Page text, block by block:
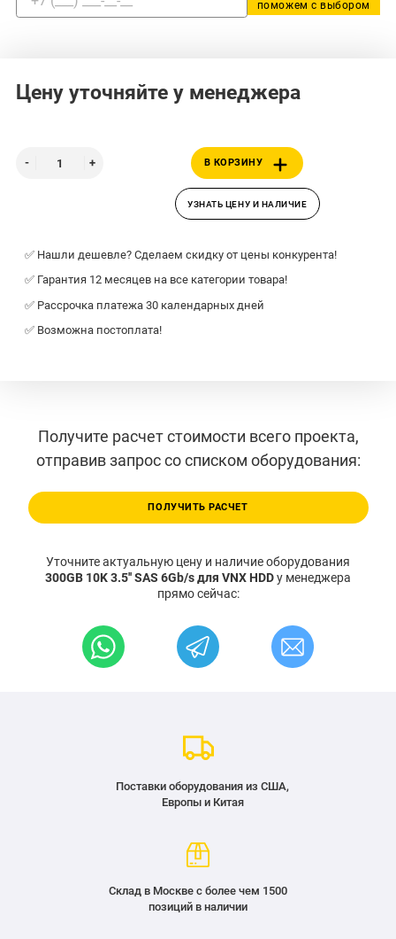
поможем с выбором
Цену уточняйте у менеджера
В КОРЗИНУ
УЗНАТЬ ЦЕНУ И НАЛИЧИЕ
✅ Нашли дешевле? Сделаем скидку от цены конкурента!
✅ Гарантия 12 месяцев на все категории товара!
✅ Рассрочка платежа 30 календарных дней
✅ Возможна постоплата!
Получите расчет стоимости всего проекта,
отправив запрос со списком оборудования:
ПОЛУЧИТЬ РАСЧЕТ
Уточните актуальную цену и наличие оборудования
300GB 10K 3.5'' SAS 6Gb/s для VNX HDDу менеджера
прямо сейчас:
Поставки оборудования из США,
Европы и Китая
Склад в Москве с более чем 1500
позиций в наличии